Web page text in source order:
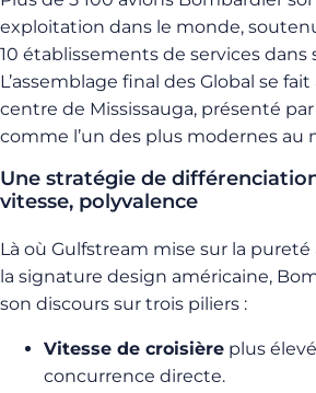
exploitation dans le monde,
10 établissements de services dans
L’assemblage final des Global se
centre de Mississauga, présenté
comme l’un des plus modernes au
Une stratégie de
vitesse, polyvalence
Là où Gulfstream mise sur la
la signature design américaine,
son discours sur trois piliers :
Vitesse de croisière plus
concurrence directe.